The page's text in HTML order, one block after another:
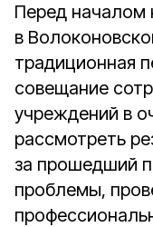
Перед началом
в
традиционная
совещание
учреждений в
рассмотреть
за прошедший
проблемы,